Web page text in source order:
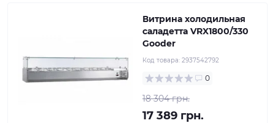
Витрина холодильная
саладетта VRX1800/330
Gooder
Код товара: 2937542792
0
18 304 грн.
17 389 грн.